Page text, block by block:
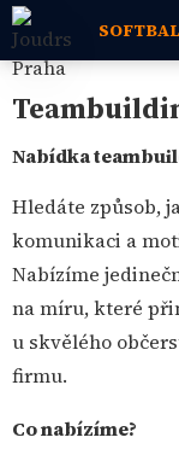
Nabídka
Hledáte způsob,
komunikaci a
Nabízíme
na míru, které
u skvělého
firmu.
Co nabízíme?